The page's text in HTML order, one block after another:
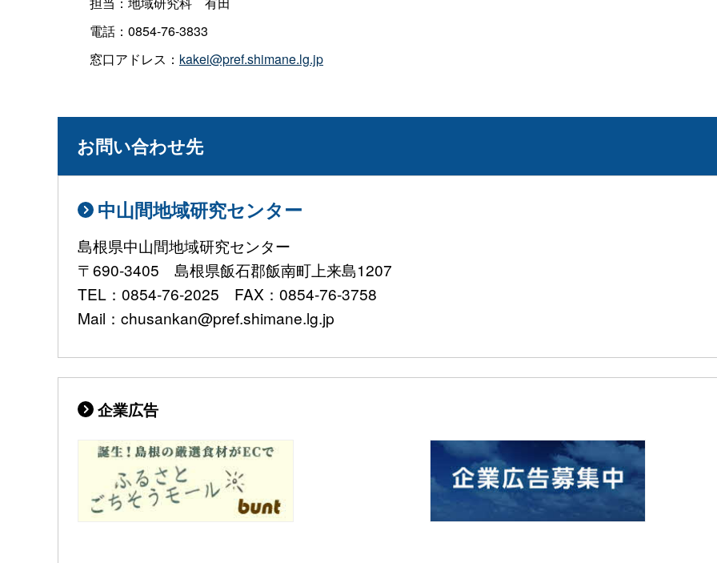
電話：0854-76-3833
窓口アドレス： kakei@pref.shimane.lg.jp
お問い合わせ先
中山間地域研究センター
島根県中山間地域研究センター
〒690-3405 島根県飯石郡飯南町上来島1207
TEL：0854-76-2025 FAX：0854-76-3758
Mail：chusankan@pref.shimane.lg.jp
企業広告